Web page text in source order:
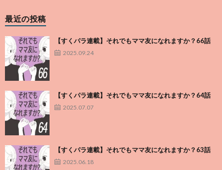
最近の投稿
【すくパラ連載】それでもママ友になれますか？66話
2025.09.24
【すくパラ連載】それでもママ友になれますか？64話
2025.07.07
【すくパラ連載】それでもママ友になれますか？63話
2025.06.18